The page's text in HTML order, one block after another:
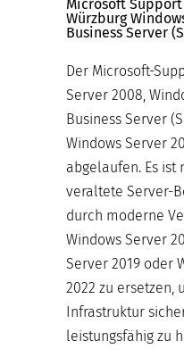
Microsoft
Würzburg
Business Server
Der Microsoft-
Server 2008,
Business Server
Windows Server
abgelaufen. Es ist
veraltete Server-
durch moderne
Windows Server
Server 2019 oder
2022 zu ersetzen,
Infrastruktur
leistungsfähig zu